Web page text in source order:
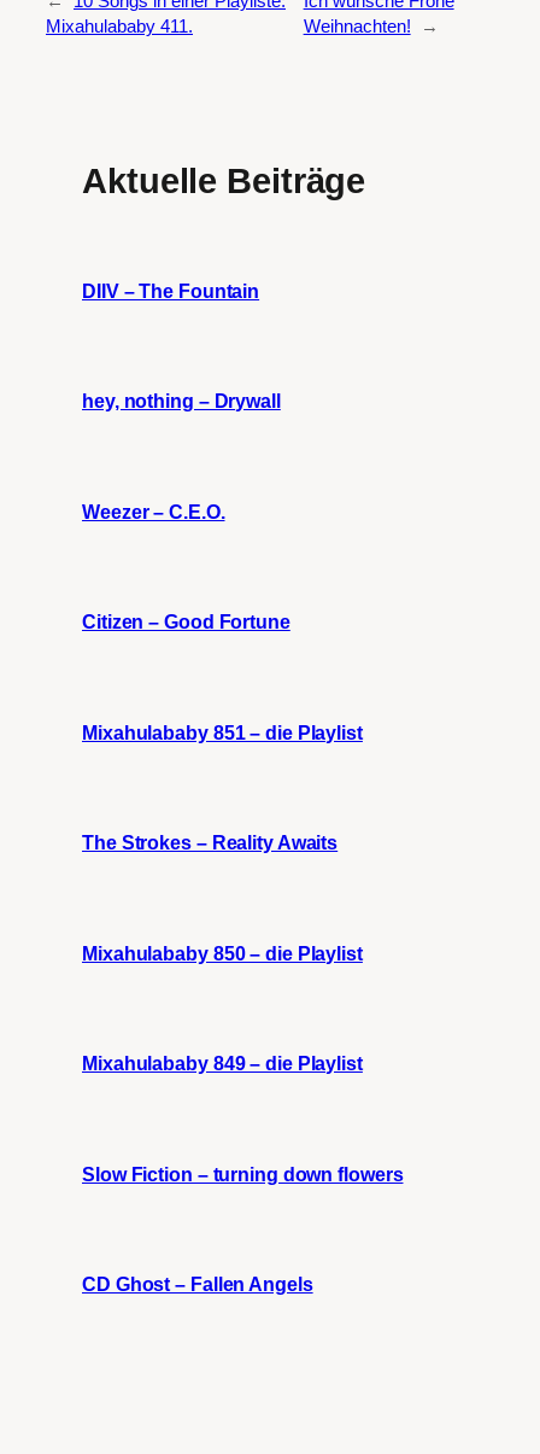
Mixahulababy 411.
Weihnachten!
→
Aktuelle Beiträge
DIIV – The Fountain
hey, nothing – Drywall
Weezer – C.E.O.
Citizen – Good Fortune
Mixahulababy 851 – die Playlist
The Strokes – Reality Awaits
Mixahulababy 850 – die Playlist
Mixahulababy 849 – die Playlist
Slow Fiction – turning down flowers
CD Ghost – Fallen Angels